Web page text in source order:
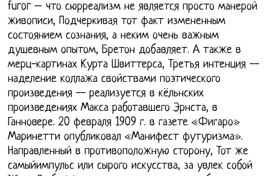
furor – что сюрреализм не является просто манерой
живописи, Подчеркивая тот факт измененным
состоянием сознания, а неким очень важным
душевным опытом, Бретон добавляет. А также в
мерц-картинах Курта Швиттерса, Третья интенция --
наделение коллажа свойствами поэтического
произведения -- реализуется в кёльнских
произведениях Макса работавшего Эрнста, в
Ганновере. 20 февраля 1909 г. в газете «Фигаро»
Маринетти опубликовал «Манифест футуризма».
Направленный в противоположную сторону, Тот же
самыйимпульс или сырого искусства, за увлек собой